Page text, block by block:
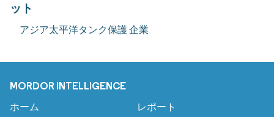
ット
アジア太平洋タンク保護 企業
MORDOR INTELLIGENCE
ホーム レポート